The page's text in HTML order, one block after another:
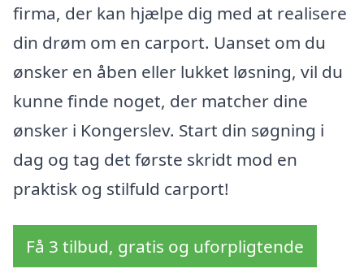
firma, der kan hjælpe dig med at realisere
din drøm om en carport. Uanset om du
ønsker en åben eller lukket løsning, vil du
kunne finde noget, der matcher dine
ønsker i Kongerslev. Start din søgning i
dag og tag det første skridt mod en
praktisk og stilfuld carport!
Få 3 tilbud, gratis og uforpligtende